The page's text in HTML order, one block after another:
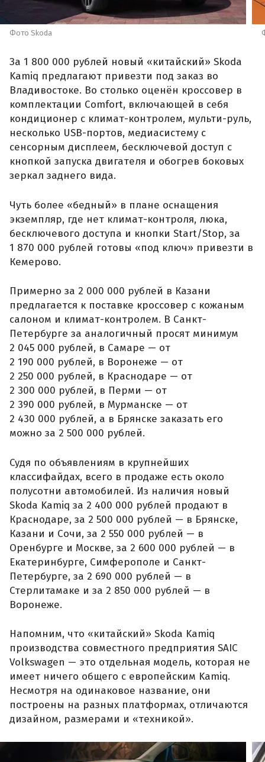
Фото Skoda
За 1 800 000 рублей новый «китайский» Skoda
Kamiq предлагают привезти под заказ во
Владивостоке. Во столько оценён кроссовер в
комплектации Comfort, включающей в себя
кондиционер с климат-контролем, мульти-руль,
несколько USB-портов, медиасистему с
сенсорным дисплеем, бесключевой доступ с
кнопкой запуска двигателя и обогрев боковых
зеркал заднего вида.
Чуть более «бедный» в плане оснащения
экземпляр, где нет климат-контроля, люка,
бесключевого доступа и кнопки Start/Stop, за
1 870 000 рублей готовы «под ключ» привезти в
Кемерово.
Примерно за 2 000 000 рублей в Казани
предлагается к поставке кроссовер с кожаным
салоном и климат-контролем. В Санкт-
Петербурге за аналогичный просят минимум
2 045 000 рублей, в Самаре — от
2 190 000 рублей, в Воронеже — от
2 250 000 рублей, в Краснодаре — от
2 300 000 рублей, в Перми — от
2 390 000 рублей, в Мурманске — от
2 430 000 рублей, а в Брянске заказать его
можно за 2 500 000 рублей.
Судя по объявлениям в крупнейших
классифайдах, всего в продаже есть около
полусотни автомобилей. Из наличия новый
Skoda Kamiq за 2 400 000 рублей продают в
Краснодаре, за 2 500 000 рублей — в Брянске,
Казани и Сочи, за 2 550 000 рублей — в
Оренбурге и Москве, за 2 600 000 рублей — в
Екатеринбурге, Симферополе и Санкт-
Петербурге, за 2 690 000 рублей — в
Стерлитамаке и за 2 850 000 рублей — в
Воронеже.
Напомним, что «китайский» Skoda Kamiq
производства совместного предприятия SAIC
Volkswagen — это отдельная модель, которая не
имеет ничего общего с европейским Kamiq.
Несмотря на одинаковое название, они
построены на разных платформах, отличаются
дизайном, размерами и «техникой».